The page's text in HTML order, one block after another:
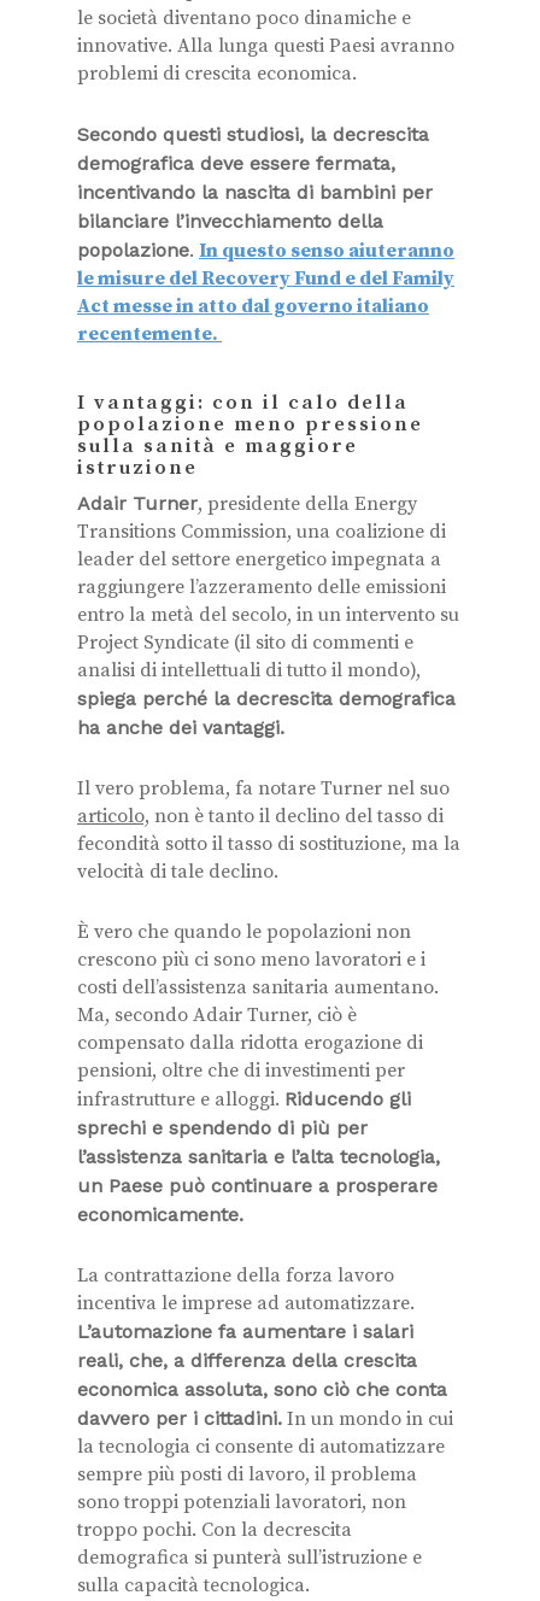
le società diventano poco dinamiche e
innovative. Alla lunga questi Paesi avranno
problemi di crescita economica.
Secondo questi studiosi, la decrescita
demografica deve essere fermata,
incentivando la nascita di bambini per
bilanciare l’invecchiamento della
popolazione. In questo senso aiuteranno
le misure del Recovery Fund e del Family
Act messe in atto dal governo italiano
recentemente.
I vantaggi: con il calo della
popolazione meno pressione
sulla sanità e maggiore
istruzione
Adair Turner, presidente della Energy
Transitions Commission, una coalizione di
leader del settore energetico impegnata a
raggiungere l’azzeramento delle emissioni
entro la metà del secolo, in un intervento su
Project Syndicate (il sito di commenti e
analisi di intellettuali di tutto il mondo),
spiega perché la decrescita demografica
ha anche dei vantaggi.
Il vero problema, fa notare Turner nel suo
articolo, non è tanto il declino del tasso di
fecondità sotto il tasso di sostituzione, ma la
velocità di tale declino.
È vero che quando le popolazioni non
crescono più ci sono meno lavoratori e i
costi dell’assistenza sanitaria aumentano.
Ma, secondo Adair Turner, ciò è
compensato dalla ridotta erogazione di
pensioni, oltre che di investimenti per
infrastrutture e alloggi. Riducendo gli
sprechi e spendendo di più per
l’assistenza sanitaria e l’alta tecnologia,
un Paese può continuare a prosperare
economicamente.
La contrattazione della forza lavoro
incentiva le imprese ad automatizzare.
L’automazione fa aumentare i salari
reali, che, a differenza della crescita
economica assoluta, sono ciò che conta
davvero per i cittadini. In un mondo in cui
la tecnologia ci consente di automatizzare
sempre più posti di lavoro, il problema
sono troppi potenziali lavoratori, non
troppo pochi. Con la decrescita
demografica si punterà sull’istruzione e
sulla capacità tecnologica.